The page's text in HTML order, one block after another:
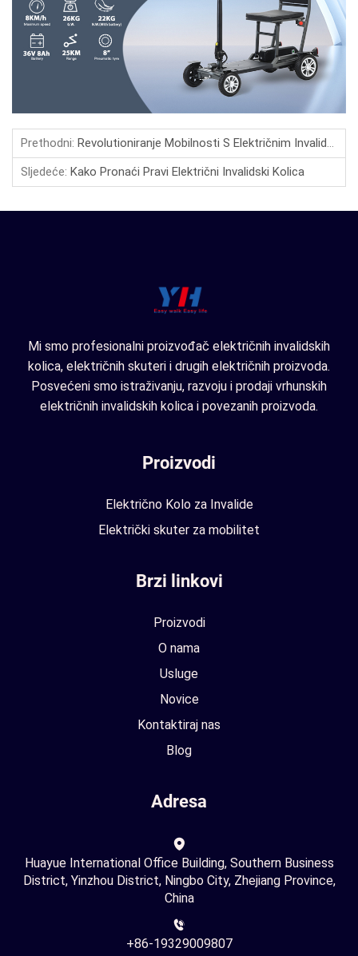
Prethodni: Revolutioniranje Mobilnosti S Električnim Invalidskim Kolima: Budućnost Snage I Udobnosti
Sljedeće: Kako Pronaći Pravi Električni Invalidski Kolica
Mi smo profesionalni proizvođač električnih invalidskih
kolica, električnih skuteri i drugih električnih proizvoda.
Posvećeni smo istraživanju, razvoju i prodaji vrhunskih
električnih invalidskih kolica i povezanih proizvoda.
Proizvodi
Električno Kolo za Invalide
Električki skuter za mobilitet
Brzi linkovi
Proizvodi
O nama
Usluge
Novice
Kontaktiraj nas
Blog
Adresa
Huayue International Office Building, Southern Business
District, Yinzhou District, Ningbo City, Zhejiang Province,
China
+86-19329009807